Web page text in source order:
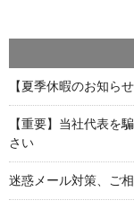
【夏季休暇のお知らせ
【重要】当社代表を
さい
迷惑メール対策、ご